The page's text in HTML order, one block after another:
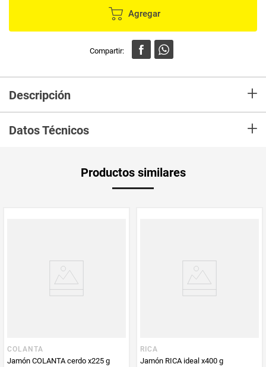
Agregar
Descripción +
Datos Técnicos +
Productos similares
COLANTA
Jamón COLANTA cerdo x225 g
RICA
Jamón RICA ideal x400 g